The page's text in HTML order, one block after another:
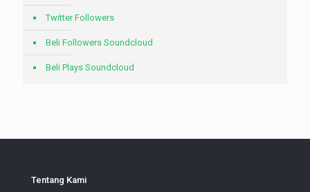
Twitter Followers
Beli Followers Soundcloud
Beli Plays Soundcloud
Tentang Kami